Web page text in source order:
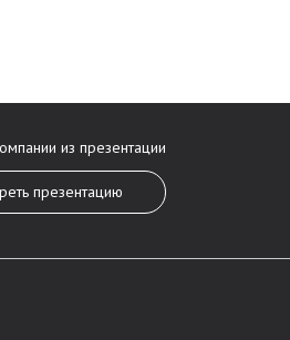
из презентации
презентацию